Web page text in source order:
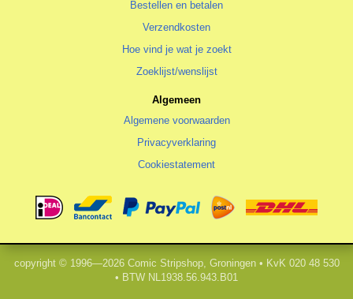
Bestellen en betalen
Verzendkosten
Hoe vind je wat je zoekt
Zoeklijst/wenslijst
Algemeen
Algemene voorwaarden
Privacyverklaring
Cookiestatement
copyright © 1996—2026 Comic Stripshop, Groningen • KvK 020 48 530
• BTW NL1938.56.943.B01